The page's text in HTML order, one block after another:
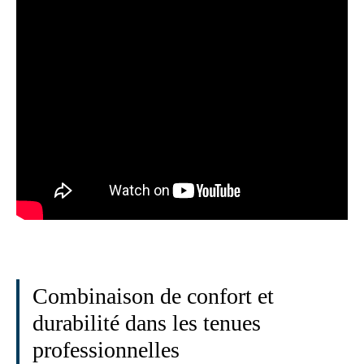
Combinaison de confort et
durabilité dans les tenues
professionnelles